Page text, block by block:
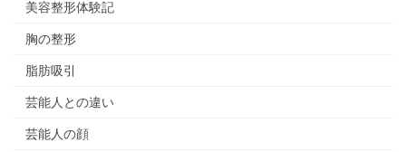
美容整形体験記
胸の整形
脂肪吸引
芸能人との違い
芸能人の顔